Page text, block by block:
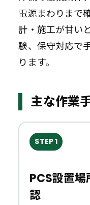
電源まわりまで
計・施工が甘い
験、保守対応で
ります。
主な作業
STEP 1
PCS設置
認